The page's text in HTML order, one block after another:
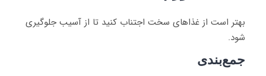
بهتر است از غذاهای سخت اجتناب کنید تا از آسیب جلوگیری
شود.
جمع‌بندی